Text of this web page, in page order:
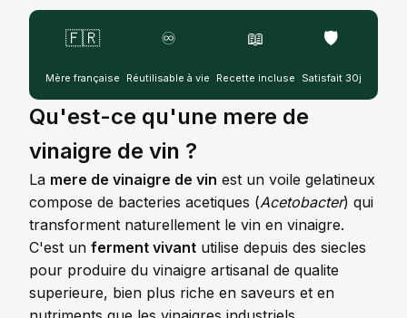
🇫🇷
Mère française
♾️
Réutilisable à vie
📖
Recette incluse
🛡️
Satisfait 30j
Qu'est-ce qu'une mere de
vinaigre de vin ?
La mere de vinaigre de vin est un voile gelatineux
compose de bacteries acetiques (Acetobacter) qui
transforment naturellement le vin en vinaigre.
C'est un ferment vivant utilise depuis des siecles
pour produire du vinaigre artisanal de qualite
superieure, bien plus riche en saveurs et en